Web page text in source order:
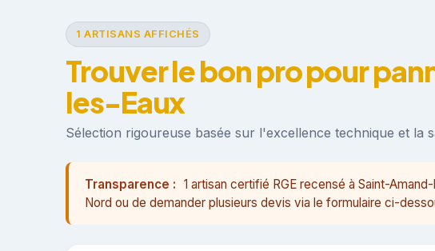
1 ARTISANS AFFICHÉS
Trouver le bon pro pour
les-Eaux
Sélection rigoureuse basée sur l'excellence technique et la
Transparence : 1 artisan certifié RGE recensé à Saint-
Nord ou de demander plusieurs devis via le formulaire ci-